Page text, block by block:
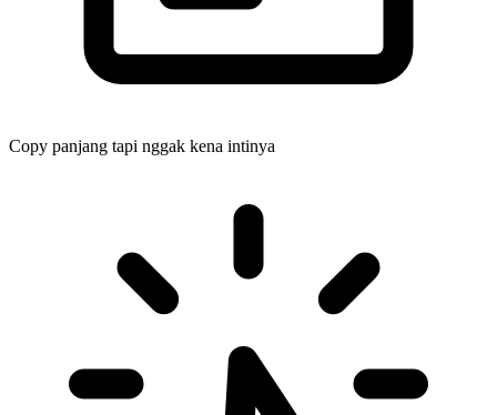
Copy panjang tapi nggak kena intinya